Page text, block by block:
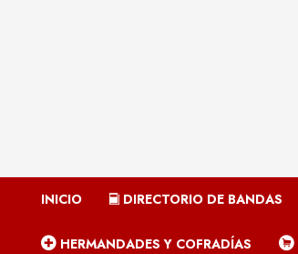
INICIO DIRECTORIO DE BANDAS
HERMANDADES Y COFRADÍAS